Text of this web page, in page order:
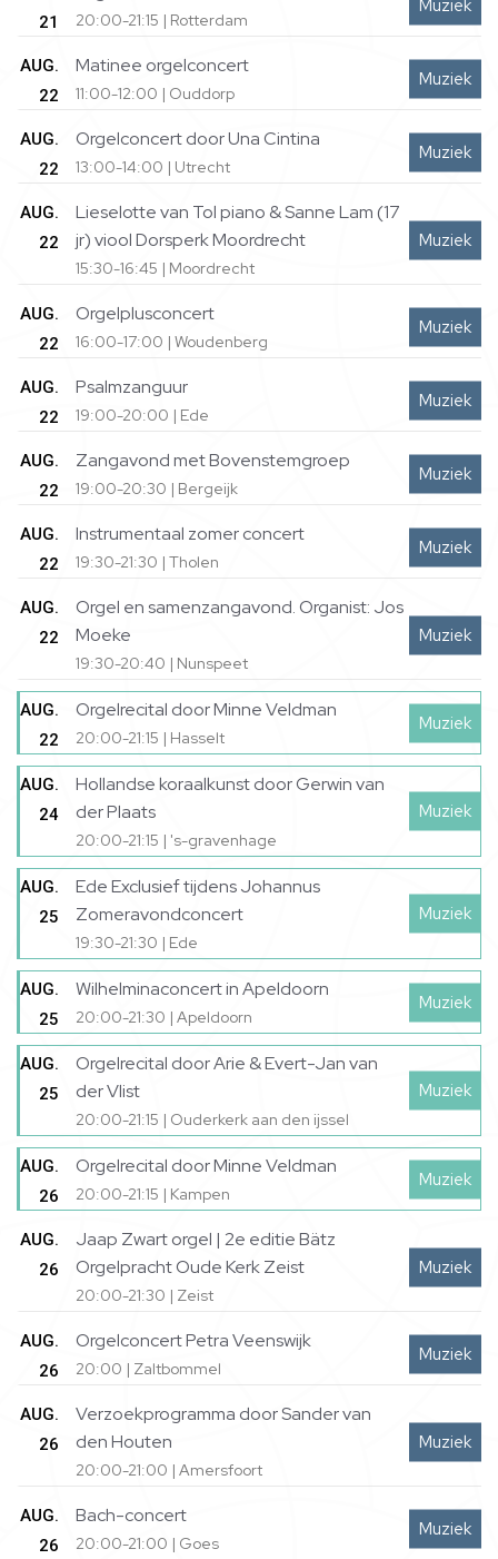
Muziek
21
20:00-21:15 | Rotterdam
Muziek
AUG.
22
Matinee orgelconcert
11:00-12:00 | Ouddorp
Muziek
AUG.
22
Orgelconcert door Una Cintina
13:00-14:00 | Utrecht
Muziek
AUG.
22
Lieselotte van Tol piano & Sanne Lam (17
jr) viool Dorsperk Moordrecht
15:30-16:45 | Moordrecht
Muziek
AUG.
22
Orgelplusconcert
16:00-17:00 | Woudenberg
Muziek
AUG.
22
Psalmzanguur
19:00-20:00 | Ede
Muziek
AUG.
22
Zangavond met Bovenstemgroep
19:00-20:30 | Bergeijk
Muziek
AUG.
22
Instrumentaal zomer concert
19:30-21:30 | Tholen
Muziek
AUG.
22
Orgel en samenzangavond. Organist: Jos
Moeke
19:30-20:40 | Nunspeet
Muziek
AUG.
22
Orgelrecital door Minne Veldman
20:00-21:15 | Hasselt
Muziek
AUG.
24
Hollandse koraalkunst door Gerwin van
der Plaats
20:00-21:15 | 's-gravenhage
Muziek
AUG.
25
Ede Exclusief tijdens Johannus
Zomeravondconcert
19:30-21:30 | Ede
Muziek
AUG.
25
Wilhelminaconcert in Apeldoorn
20:00-21:30 | Apeldoorn
Muziek
AUG.
25
Orgelrecital door Arie & Evert-Jan van
der Vlist
20:00-21:15 | Ouderkerk aan den ijssel
Muziek
AUG.
26
Orgelrecital door Minne Veldman
20:00-21:15 | Kampen
Muziek
AUG.
26
Jaap Zwart orgel | 2e editie Bätz
Orgelpracht Oude Kerk Zeist
20:00-21:30 | Zeist
Muziek
AUG.
26
Orgelconcert Petra Veenswijk
20:00 | Zaltbommel
Muziek
AUG.
26
Verzoekprogramma door Sander van
den Houten
20:00-21:00 | Amersfoort
Muziek
AUG.
26
Bach-concert
20:00-21:00 | Goes